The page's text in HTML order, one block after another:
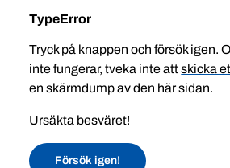
TypeError
Tryck på knappen och försök igen.
inte fungerar, tveka inte attskicka
en skärmdump av den här sidan.
Ursäkta besväret!
Försök igen!